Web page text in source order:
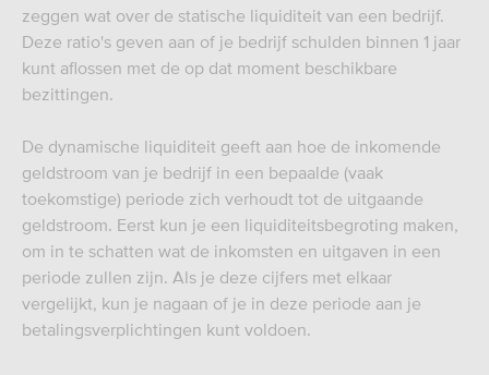
zeggen wat over de statische liquiditeit van een bedrijf.
Deze ratio's geven aan of je bedrijf schulden binnen 1 jaar
kunt aflossen met de op dat moment beschikbare
bezittingen.
De dynamische liquiditeit geeft aan hoe de inkomende
geldstroom van je bedrijf in een bepaalde (vaak
toekomstige) periode zich verhoudt tot de uitgaande
geldstroom. Eerst kun je een liquiditeitsbegroting maken,
om in te schatten wat de inkomsten en uitgaven in een
periode zullen zijn. Als je deze cijfers met elkaar
vergelijkt, kun je nagaan of je in deze periode aan je
betalingsverplichtingen kunt voldoen.